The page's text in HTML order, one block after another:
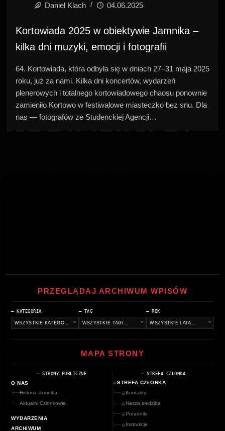
Daniel Klach 04.06.2025
Kortowiada 2025 w obiektywie Jamnika –
kilka dni muzyki, emocji i fotografii
64. Kortowiada, która odbyła się w dniach 27–31 maja 2025
roku, już za nami. Kilka dni koncertów, wydarzeń
plenerowych i totalnego kortowiadowego chaosu ponownie
zamieniło Kortowo w festiwalowe miasteczko bez snu. Dla
nas — fotografów ze Studenckiej Agencji…
PRZEGLĄDAJ ARCHIWUM WPISÓW
— KATEGORIA — TAG — ROK
MAPA STRONY
— STRONY PUBLICZNE
O NAS
├──Historia Jamnika
└──Aktualni Członkowie
WYDARZENIA
ARCHIWUM
— STREFA CZŁONKA
STREFA CZŁONKA
├──
Kontakty
├──
Nasza siedziba
├──
Poradniki
├──
Instrukcje